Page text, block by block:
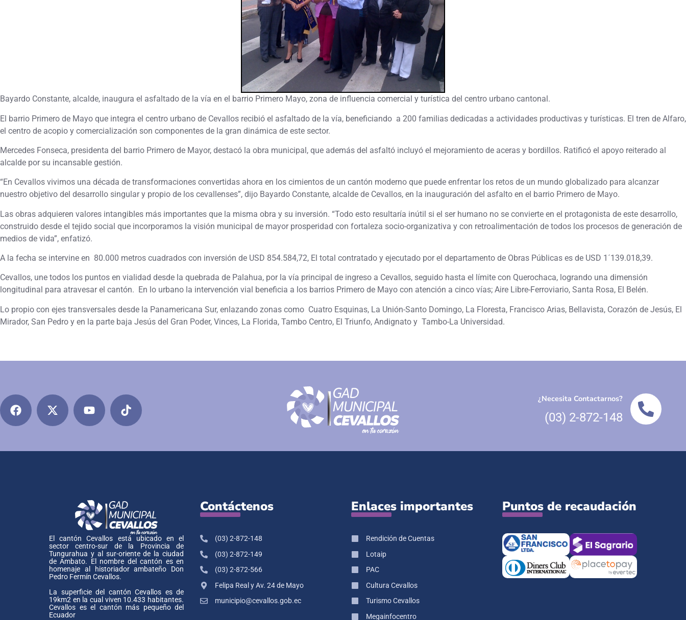
Bayardo Constante, alcalde, inaugura el asfaltado de la vía en el barrio Primero Mayo, zona de influencia comercial y turística del centro urbano cantonal.
El barrio Primero de Mayo que integra el centro urbano de Cevallos recibió el asfaltado de la vía, beneficiando a 200 familias dedicadas a actividades productivas y turísticas. El tren de Alfaro,
el centro de acopio y comercialización son componentes de la gran dinámica de este sector.
Mercedes Fonseca, presidenta del barrio Primero de Mayor, destacó la obra municipal, que además del asfaltó incluyó el mejoramiento de aceras y bordillos. Ratificó el apoyo reiterado al
alcalde por su incansable gestión.
“En Cevallos vivimos una década de transformaciones convertidas ahora en los cimientos de un cantón moderno que puede enfrentar los retos de un mundo globalizado para alcanzar
nuestro objetivo del desarrollo singular y propio de los cevallenses”, dijo Bayardo Constante, alcalde de Cevallos, en la inauguración del asfalto en el barrio Primero de Mayo.
Las obras adquieren valores intangibles más importantes que la misma obra y su inversión. “Todo esto resultaría inútil si el ser humano no se convierte en el protagonista de este desarrollo,
construido desde el tejido social que incorporamos la visión municipal de mayor prosperidad con fortaleza socio-organizativa y con retroalimentación de todos los procesos de generación de
medios de vida”, enfatizó.
A la fecha se intervine en 80.000 metros cuadrados con inversión de USD 854.584,72, El total contratado y ejecutado por el departamento de Obras Públicas es de USD 1´139.018,39.
Cevallos, une todos los puntos en vialidad desde la quebrada de Palahua, por la vía principal de ingreso a Cevallos, seguido hasta el límite con Querochaca, logrando una dimensión
longitudinal para atravesar el cantón. En lo urbano la intervención vial beneficia a los barrios Primero de Mayo con atención a cinco vías; Aire Libre-Ferroviario, Santa Rosa, El Belén.
Lo propio con ejes transversales desde la Panamericana Sur, enlazando zonas como Cuatro Esquinas, La Unión-Santo Domingo, La Floresta, Francisco Arias, Bellavista, Corazón de Jesús, El
Mirador, San Pedro y en la parte baja Jesús del Gran Poder, Vinces, La Florida, Tambo Centro, El Triunfo, Andignato y Tambo-La Universidad.
¿Necesita Contactarnos?
(03) 2-872-148
El cantón Cevallos está ubicado en el
sector centro-sur de la Provincia de
Tungurahua y al sur-oriente de la ciudad
de Ambato. El nombre del cantón es en
homenaje al historiador ambateño Don
Pedro Fermín Cevallos.
La superficie del cantón Cevallos es de
19km2 en la cual viven 10.433 habitantes.
Cevallos es el cantón más pequeño del
Ecuador
Contáctenos
(03) 2-872-148
(03) 2-872-149
(03) 2-872-566
Felipa Real y Av. 24 de Mayo
municipio@cevallos.gob.ec
Enlaces importantes
Rendición de Cuentas
Lotaip
PAC
Cultura Cevallos
Turismo Cevallos
Megainfocentro
Puntos de recaudación